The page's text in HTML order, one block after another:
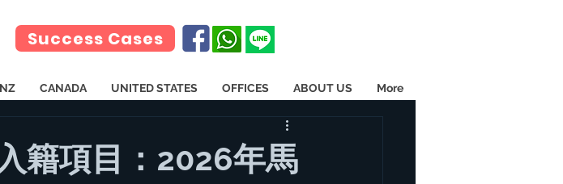
Success Cases
CANADA UNITED STATES OFFICES ABOUT US More
籍項目：2026年馬